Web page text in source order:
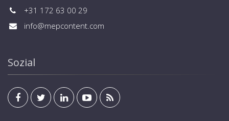
+31 172 63 00 29
info@mepcontent.com
Sozial